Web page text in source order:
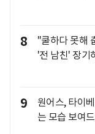
8
"쿨하다 못해
'전 남친' 장기
9
원어스, 타이
는 모습 보여